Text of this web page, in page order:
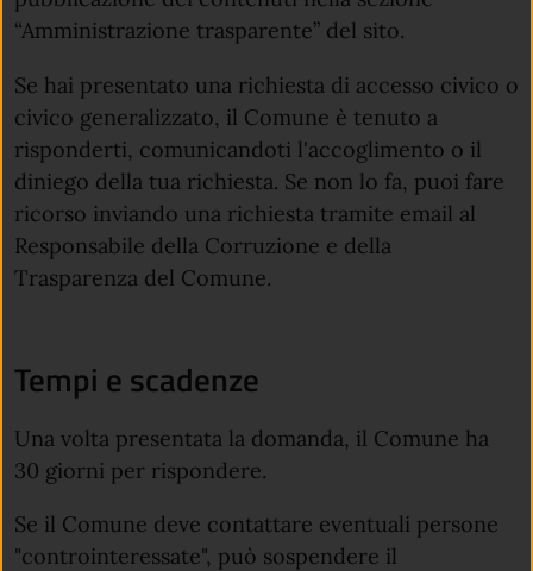
“Amministrazione trasparente” del sito.
Se hai presentato una richiesta di accesso civico o
civico generalizzato, il Comune è tenuto a
risponderti, comunicandoti l'accoglimento o il
diniego della tua richiesta. Se non lo fa, puoi fare
ricorso inviando una richiesta tramite email al
Responsabile della Corruzione e della
Trasparenza del Comune.
Tempi e scadenze
Una volta presentata la domanda, il Comune ha
30 giorni per rispondere.
Se il Comune deve contattare eventuali persone
"controinteressate", può sospendere il